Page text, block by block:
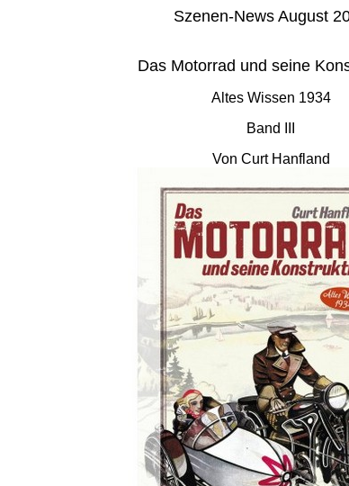
Szenen-News August
Das Motorrad und seine
Altes Wissen 1934
Band III
Von Curt Hanfland